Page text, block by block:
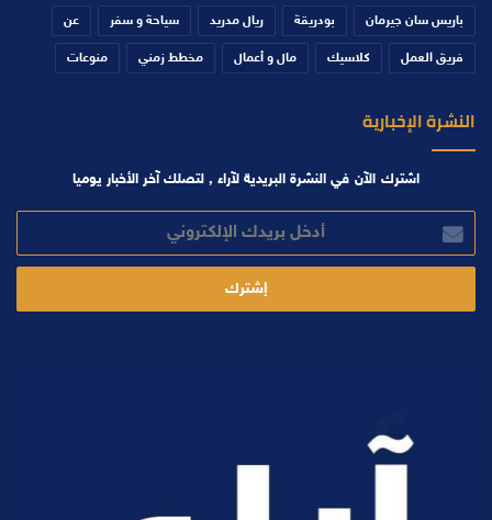
باريس سان جيرمان بودريقة ريال مدريد سياحة و سفر عن
فريق العمل كلاسيك مال و أعمال مخطط زمني منوعات
النشرة الإخبارية
اشترك الآن في النشرة البريدية لآراء , لتصلك آخر الأخبار يوميا
بريدك
الإلكتروني